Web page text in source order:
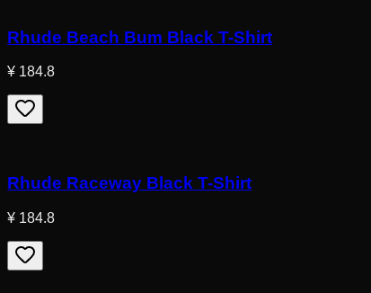
Rhude Beach Bum Black T-Shirt
¥ 184.8
Rhude Raceway Black T-Shirt
¥ 184.8